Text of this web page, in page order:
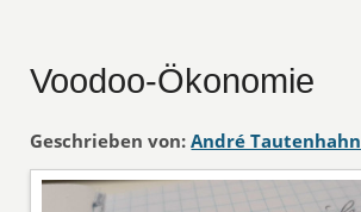
Voodoo-Ökonomie
Geschrieben von: André Tautenhahn